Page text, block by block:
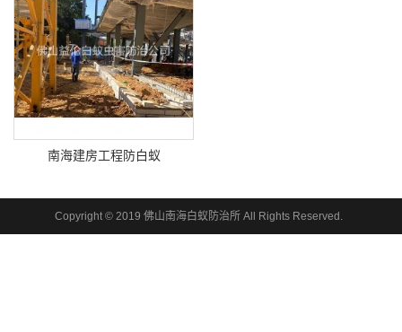
南海建房工程防白蚁
Copyright © 2019 佛山南海白蚁防治所 All Rights Reserved.